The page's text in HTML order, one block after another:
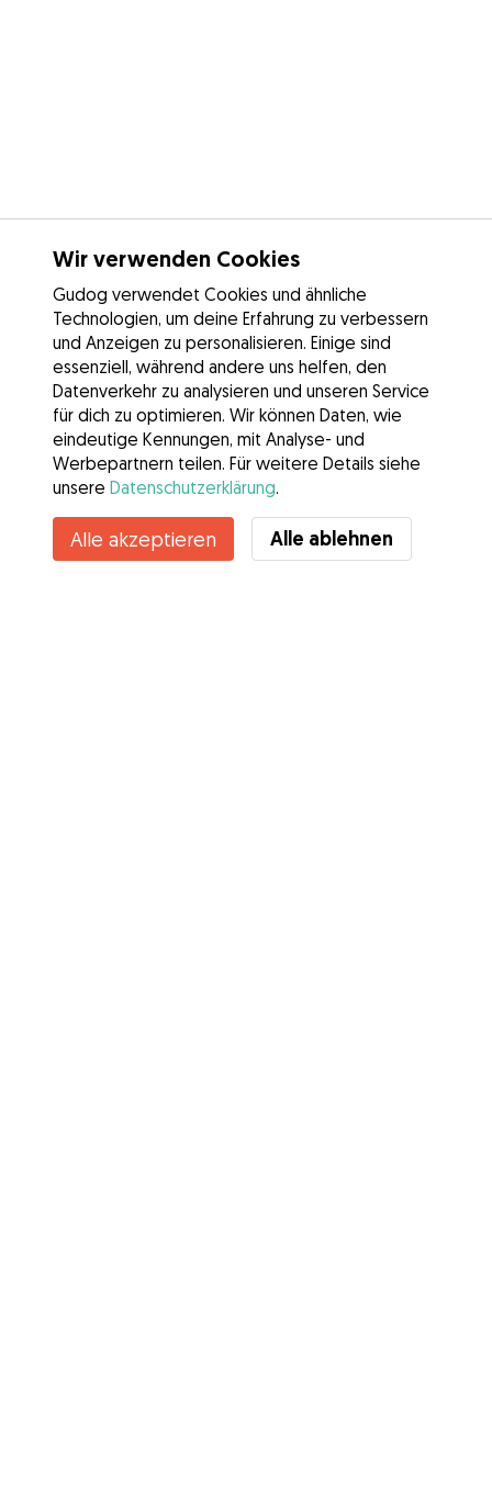
Wir verwenden Cookies
Gudog verwendet Cookies und ähnliche
Technologien, um deine Erfahrung zu verbessern
und Anzeigen zu personalisieren. Einige sind
essenziell, während andere uns helfen, den
Datenverkehr zu analysieren und unseren Service
für dich zu optimieren. Wir können Daten, wie
eindeutige Kennungen, mit Analyse- und
Werbepartnern teilen. Für weitere Details siehe
unsere Datenschutzerklärung.
Alle akzeptieren Alle ablehnen